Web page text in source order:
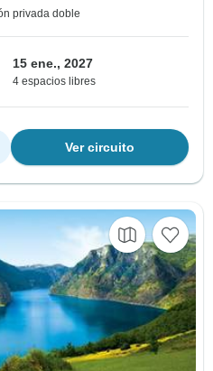
privada doble
15 ene., 2027
4 espacios libres
Ver circuito